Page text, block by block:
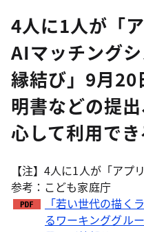
4人に1人が「
AIマッチング
縁結び」9月20
明書などの提
心して利用で
【注】4人に1人が「アプリ
参考：こども家庭庁
「若い世代の描く
るワーキンググル